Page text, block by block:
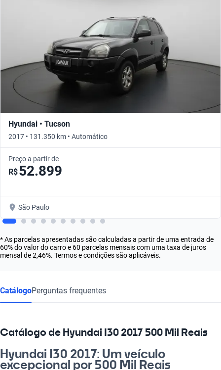
Hyundai • Tucson
2017 • 131.350 km • Automático
Preço a partir de
R$52.899
São Paulo
* As parcelas apresentadas são calculadas a partir de uma entrada de
60% do valor do carro e 60 parcelas mensais com uma taxa de juros
mensal de 2,46%. Termos e condições são aplicáveis.
CatálogoPerguntas frequentes
Catálogo de Hyundai I30 2017 500 Mil Reais
Hyundai I30 2017: Um veículo
excepcional por 500 Mil Reais